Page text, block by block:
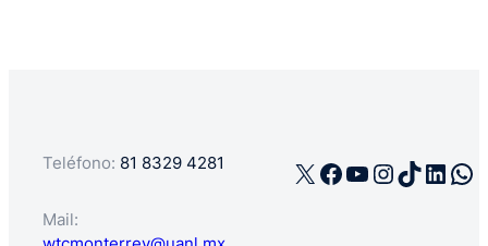
Teléfono: 81 8329 4281
Mail:
X Facebook
YouTube
TikTok